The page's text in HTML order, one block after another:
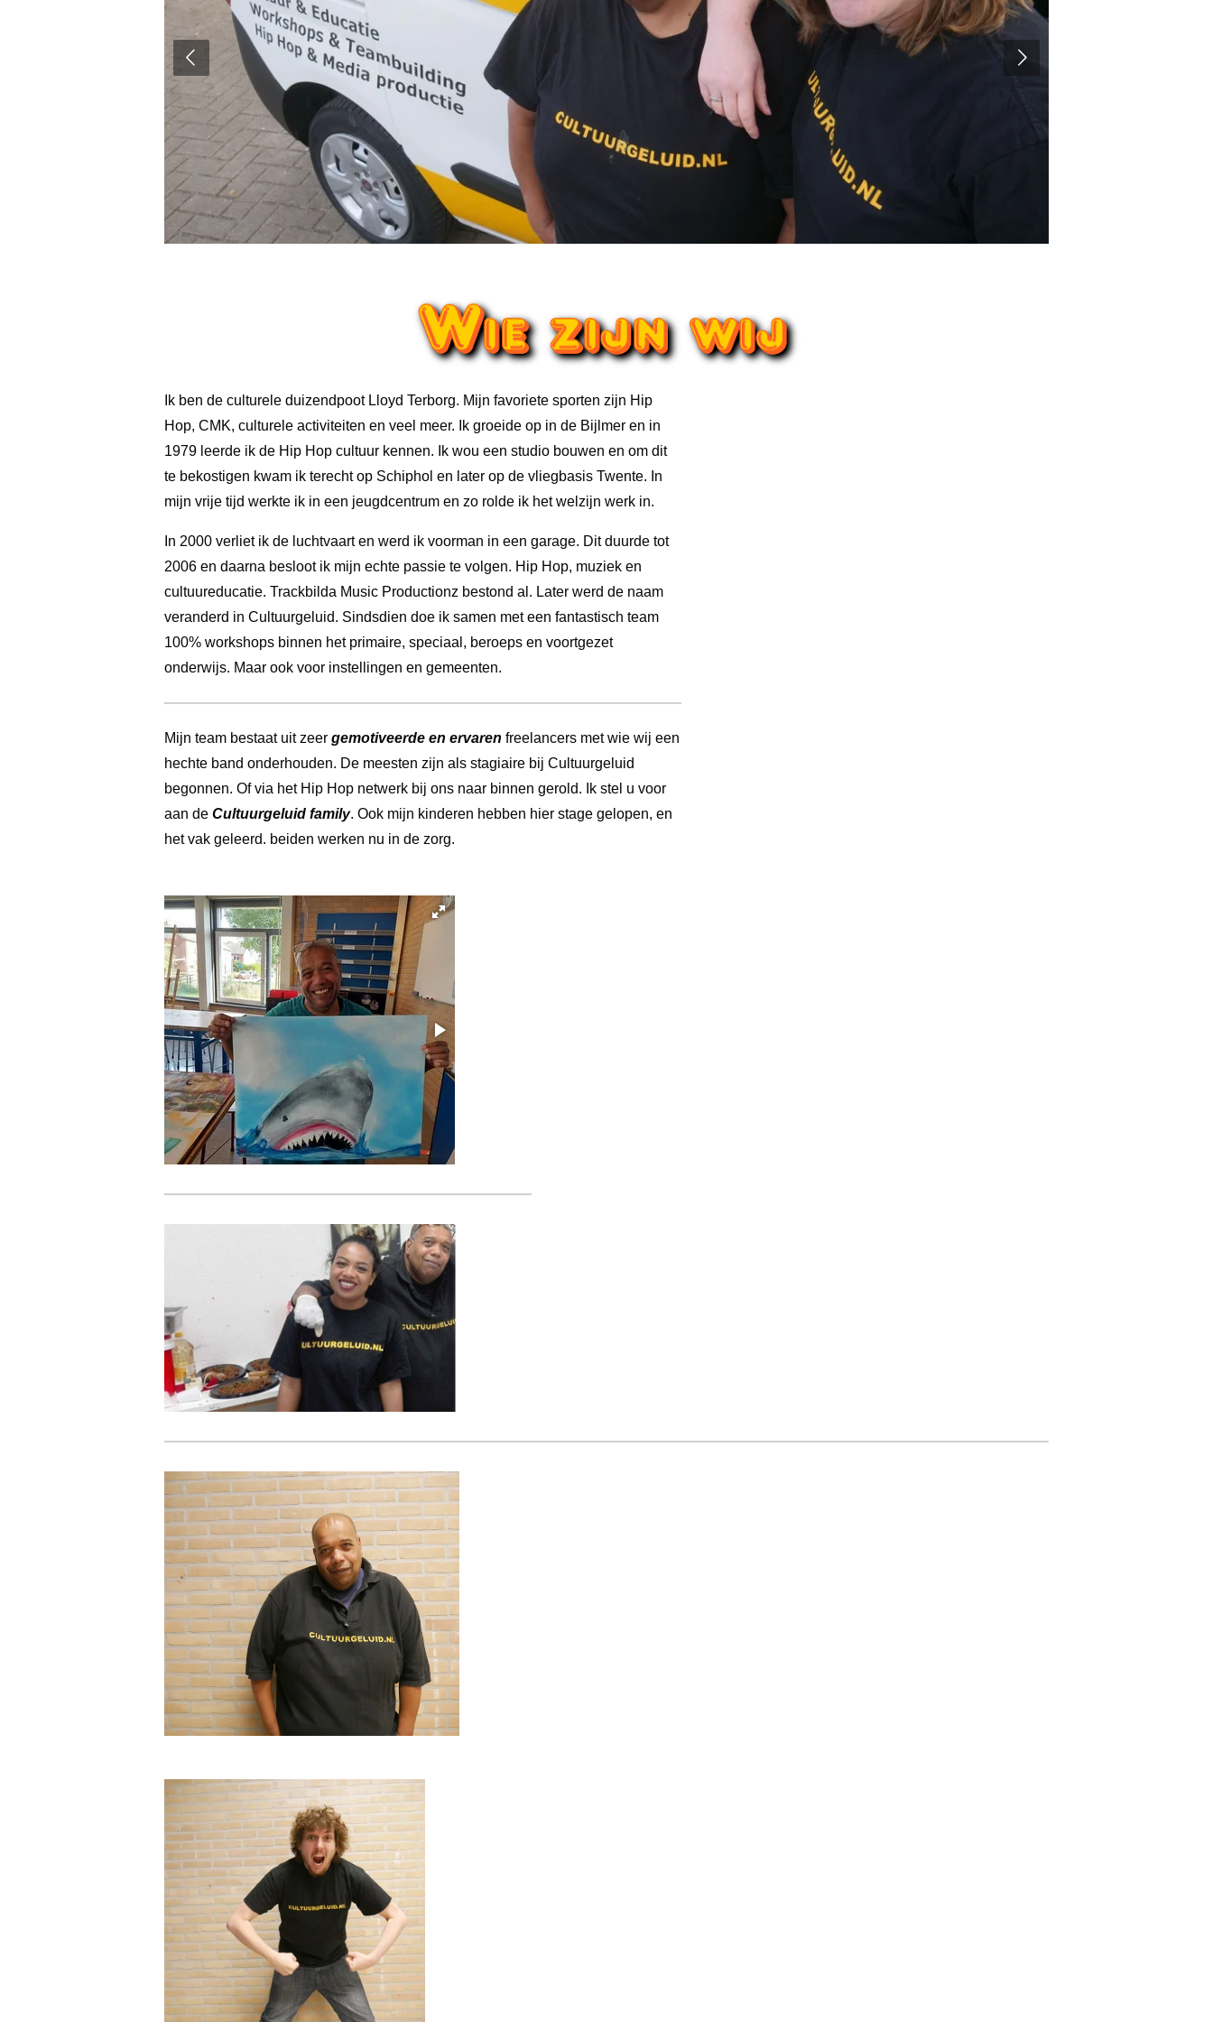
Ik ben de culturele duizendpoot Lloyd Terborg. Mijn favoriete sporten zijn Hip
Hop, CMK, culturele activiteiten en veel meer. Ik groeide op in de Bijlmer en in
1979 leerde ik de Hip Hop cultuur kennen. Ik wou een studio bouwen en om dit
te bekostigen kwam ik terecht op Schiphol en later op de vliegbasis Twente. In
mijn vrije tijd werkte ik in een jeugdcentrum en zo rolde ik het welzijn werk in.
In 2000 verliet ik de luchtvaart en werd ik voorman in een garage. Dit duurde tot
2006 en daarna besloot ik mijn echte passie te volgen. Hip Hop, muziek en
cultuureducatie. Trackbilda Music Productionz bestond al. Later werd de naam
veranderd in Cultuurgeluid. Sindsdien doe ik samen met een fantastisch team
100% workshops binnen het primaire, speciaal, beroeps en voortgezet
onderwijs. Maar ook voor instellingen en gemeenten.
Mijn team bestaat uit zeer gemotiveerde en ervaren freelancers met wie wij een
hechte band onderhouden. De meesten zijn als stagiaire bij Cultuurgeluid
begonnen. Of via het Hip Hop netwerk bij ons naar binnen gerold. Ik stel u voor
aan de Cultuurgeluid family. Ook mijn kinderen hebben hier stage gelopen, en
het vak geleerd. beiden werken nu in de zorg.